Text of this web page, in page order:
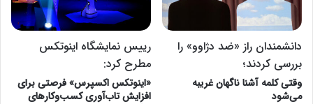
دانشمندان راز «ضد دژاوو» را
بررسی کردند؛
وقتی کلمه آشنا ناگهان غریبه
می‌شود
رییس نمایشگاه اینوتکس
مطرح کرد:
«اینوتکس اکسپرس» فرصتی برای
افزایش تاب‌آوری کسب‌وکارهای